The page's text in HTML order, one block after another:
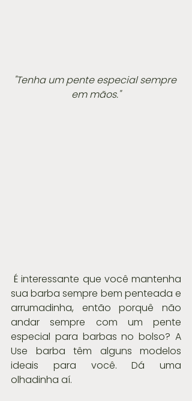
"Tenha um pente especial sempre
em mãos."
É interessante que você mantenha
sua barba sempre bem penteada e
arrumadinha, então porquê não
andar sempre com um pente
especial para barbas no bolso? A
Use barba têm alguns modelos
ideais para você. Dá uma
olhadinha aí.